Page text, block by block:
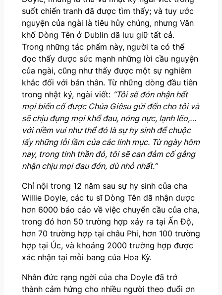
suốt chiến tranh đã được tìm thấy; và tuy ước
nguyện của ngài là tiêu hủy chúng, nhưng Văn
khố Dòng Tên ở Dublin đã lưu giữ tất cả.
Trong những tác phẩm này, người ta có thể
đọc thấy được sức mạnh những lời cầu nguyện
của ngài, cũng như thấy được một sự nghiêm
khắc đối với bản thân. Từ những dòng đầu tiên
trong nhật ký, ngài viết: “Tôi sẽ đón nhận hết
mọi biến cố được Chúa Giêsu gửi đến cho tôi và
sẽ chịu đựng mọi khổ đau, nóng nực, lạnh lẽo,…
với niềm vui như thể đó là sự hy sinh để chuộc
lấy những lỗi lầm của các linh mục. Từ ngày hôm
nay, trong tinh thần đó, tôi sẽ can đảm cố gắng
nhận chịu mọi đau đớn, dù nhỏ nhất.”
Chỉ nội trong 12 năm sau sự hy sinh của cha
Willie Doyle, các tu sĩ Dòng Tên đã nhận được
hơn 6000 báo cáo về việc chuyển cầu của cha,
trong đó hơn 50 trường hợp xảy ra tại Ấn Độ,
hơn 70 trường hợp tại châu Phi, hơn 100 trường
hợp tại Úc, và khoảng 2000 trường hợp được
xác nhận tại mỗi bang của Hoa Kỳ.
Nhân đức rạng ngời của cha Doyle đã trở
thành cảm hứng cho nhiều người theo đuổi ơn